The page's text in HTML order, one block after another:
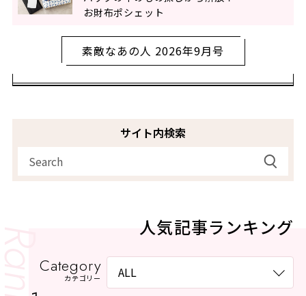
お財布ポシェット
素敵なあの人 2026年9月号
サイト内検索
人気記事ランキング
Category
カテゴリー